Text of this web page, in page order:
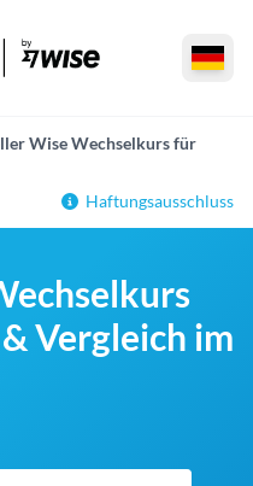
Wise Wechselkurs für
Haftungsausschluss
Vergleich im